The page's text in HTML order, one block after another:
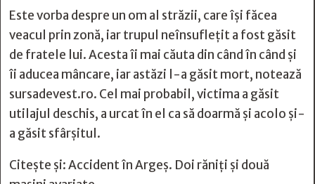
Este vorba despre un om al străzii, care își făcea
veacul prin zonă, iar trupul neînsuflețit a fost găsit
de fratele lui. Acesta îi mai căuta din când în când și
îi aducea mâncare, iar astăzi l-a găsit mort, notează
sursadevest.ro. Cel mai probabil, victima a găsit
utilajul deschis, a urcat în el ca să doarmă și acolo și-
a găsit sfârșitul.
Citește și:Accident în Argeș. Doi răniți și două